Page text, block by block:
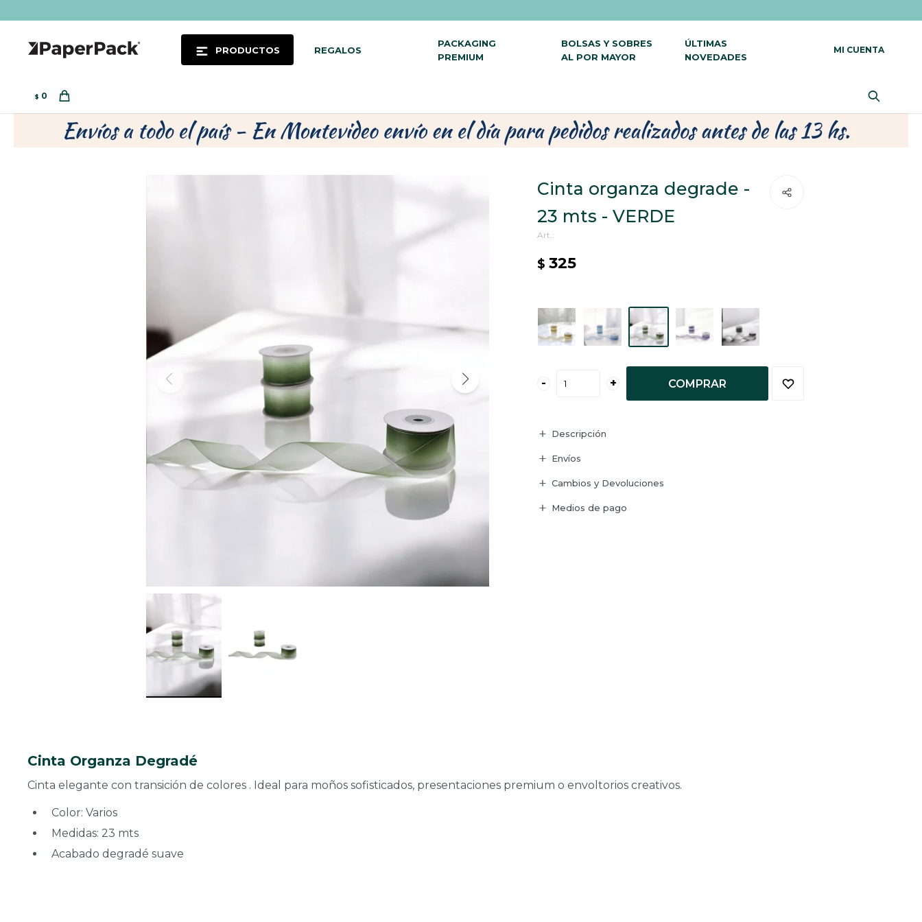
PRODUCTOS REGALOS
PACKAGING
PREMIUM
BOLSAS Y SOBRES
AL POR MAYOR
ÚLTIMAS
NOVEDADES
$ 0
Cinta organza degrade -
23 mts - VERDE
$ 325
- + COMPRAR
Descripción
Envíos
Cambios y Devoluciones
Medios de pago
Cinta Organza Degradé
Cinta elegante con transición de colores . Ideal para moños sofisticados, presentaciones premium o envoltorios creativos.
Color: Varios
Medidas: 23 mts
Acabado degradé suave